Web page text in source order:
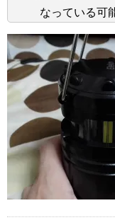
なっている可